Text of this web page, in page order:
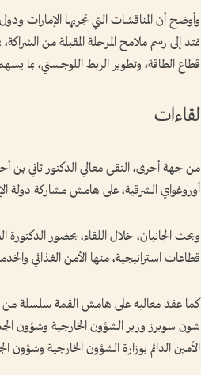
وأوضح أن المناقشات التي تجريها الإمارات
تمتد إلى رسم ملامح المرحلة المقبلة من
قطاع الطاقة، وتطوير الربط اللوجستي، بما
لقاءات
من جهة أخرى، التقى معالي الدكتور ثاني بن
أوروغواي الشرقية، على هامش مشاركة دولة
وبحث الجانبان، خلال اللقاء، بحضور الدكتورة
قطاعات استراتيجية، منها الأمن الغذائي
كما عقد معاليه على هامش القمة سلسلة من
شون سوبرز وزير الشؤون الخارجية وشؤون
الأمين الدائم بوزارة الشؤون الخارجية وشؤون